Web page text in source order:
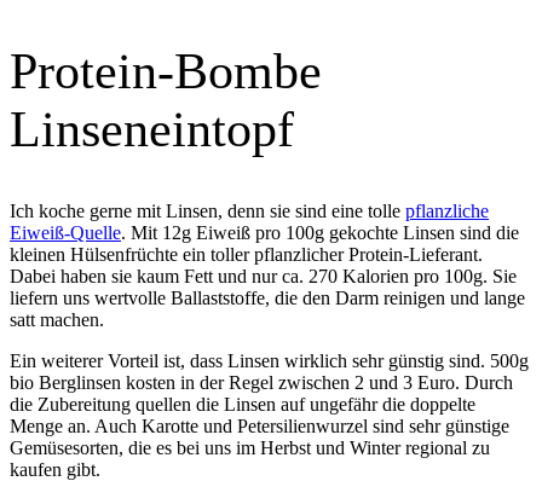
Protein-Bombe
Linseneintopf
Ich koche gerne mit Linsen, denn sie sind eine tolle pflanzliche
Eiweiß-Quelle. Mit 12g Eiweiß pro 100g gekochte Linsen sind die
kleinen Hülsenfrüchte ein toller pflanzlicher Protein-Lieferant.
Dabei haben sie kaum Fett und nur ca. 270 Kalorien pro 100g. Sie
liefern uns wertvolle Ballaststoffe, die den Darm reinigen und lange
satt machen.
Ein weiterer Vorteil ist, dass Linsen wirklich sehr günstig sind. 500g
bio Berglinsen kosten in der Regel zwischen 2 und 3 Euro. Durch
die Zubereitung quellen die Linsen auf ungefähr die doppelte
Menge an. Auch Karotte und Petersilienwurzel sind sehr günstige
Gemüsesorten, die es bei uns im Herbst und Winter regional zu
kaufen gibt.